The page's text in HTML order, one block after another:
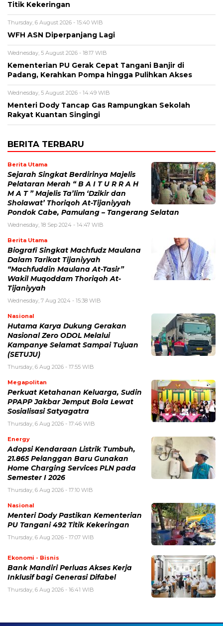
Titik Kekeringan
Thursday, 6 August 2026 - 15:40 WIB
WFH ASN Diperpanjang Lagi
Wednesday, 5 August 2026 - 18:17 WIB
Kementerian PU Gerak Cepat Tangani Banjir di
Padang, Kerahkan Pompa hingga Pulihkan Akses
Wednesday, 5 August 2026 - 14:49 WIB
Menteri Dody Tancap Gas Rampungkan Sekolah
Rakyat Kuantan Singingi
BERITA TERBARU
Berita Utama
Sejarah Singkat Berdirinya Majelis
Pelataran Merah “ B A I T U R R A H
M A T ” Majelis Ta’lim ‘Dzikir dan
Sholawat’ Thoriqoh At-Tijaniyyah
Pondok Cabe, Pamulang – Tangerang Selatan
Wednesday, 18 Sep 2024 - 14:47 WIB
Berita Utama
Biografi Singkat Machfudz Maulana
Dalam Tarikat Tijaniyyah
“Machfuddin Maulana At-Tasir”
Wakil Muqoddam Thoriqoh At-
Tijaniyyah
Wednesday, 7 Aug 2024 - 15:38 WIB
Nasional
Hutama Karya Dukung Gerakan
Nasional Zero ODOL Melalui
Kampanye Selamat Sampai Tujuan
(SETUJU)
Thursday, 6 Aug 2026 - 17:55 WIB
Megapolitan
Perkuat Ketahanan Keluarga, Sudin
PPAPP Jakbar Jemput Bola Lewat
Sosialisasi Satyagatra
Thursday, 6 Aug 2026 - 17:46 WIB
Energy
Adopsi Kendaraan Listrik Tumbuh,
21.865 Pelanggan Baru Gunakan
Home Charging Services PLN pada
Semester I 2026
Thursday, 6 Aug 2026 - 17:10 WIB
Nasional
Menteri Dody Pastikan Kementerian
PU Tangani 492 Titik Kekeringan
Thursday, 6 Aug 2026 - 17:07 WIB
Ekonomi - Bisnis
Bank Mandiri Perluas Akses Kerja
Inklusif bagi Generasi Difabel
Thursday, 6 Aug 2026 - 16:41 WIB